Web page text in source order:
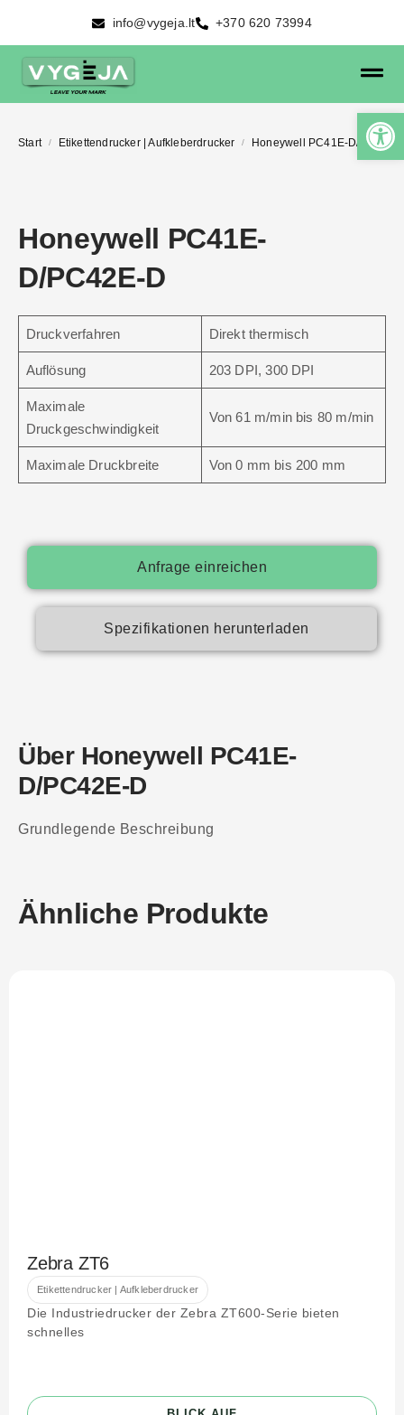
info@vygeja.lt +370 620 73994
Start / Etikettendrucker | Aufkleberdrucker / Honeywell PC41E-D/PC42E-D
Honeywell PC41E-
D/PC42E-D
Druckverfahren Direkt thermisch
Auflösung 203 DPI, 300 DPI
Maximale
Druckgeschwindigkeit
Von 61 m/min bis 80 m/min
Maximale Druckbreite Von 0 mm bis 200 mm
Anfrage einreichen
Spezifikationen herunterladen
Über Honeywell PC41E-
D/PC42E-D
Grundlegende Beschreibung
Ähnliche Produkte
Zebra ZT6
Etikettendrucker | Aufkleberdrucker
Die Industriedrucker der Zebra ZT600-Serie bieten
schnelles